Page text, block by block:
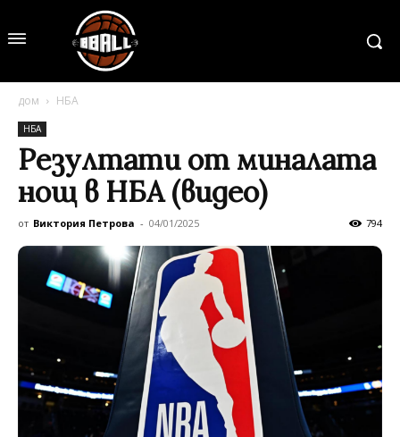
дом НБА
НБА
Резултати от миналата
нощ в НБА (видео)
от Виктория Петрова - 04/01/2025 794